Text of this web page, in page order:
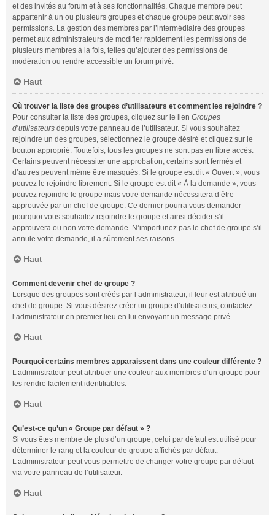
et des invités au forum et à ses fonctionnalités. Chaque membre peut
appartenir à un ou plusieurs groupes et chaque groupe peut avoir ses
permissions. La gestion des membres par l’intermédiaire des groupes
permet aux administrateurs de modifier rapidement les permissions de
plusieurs membres à la fois, telles qu’ajouter des permissions de
modération ou rendre accessible un forum privé.
Haut
Où trouver la liste des groupes d’utilisateurs et comment les rejoindre ?
Pour consulter la liste des groupes, cliquez sur le lien Groupes
d’utilisateurs depuis votre panneau de l’utilisateur. Si vous souhaitez
rejoindre un des groupes, sélectionnez le groupe désiré et cliquez sur le
bouton approprié. Toutefois, tous les groupes ne sont pas en libre accès.
Certains peuvent nécessiter une approbation, certains sont fermés et
d’autres peuvent même être masqués. Si le groupe est dit « Ouvert », vous
pouvez le rejoindre librement. Si le groupe est dit « À la demande », vous
pouvez rejoindre le groupe mais votre demande nécessitera d’être
approuvée par un chef de groupe. Ce dernier pourra vous demander
pourquoi vous souhaitez rejoindre le groupe et ainsi décider s’il
approuvera ou non votre demande. N’importunez pas le chef de groupe s’il
annule votre demande, il a sûrement ses raisons.
Haut
Comment devenir chef de groupe ?
Lorsque des groupes sont créés par l’administrateur, il leur est attribué un
chef de groupe. Si vous désirez créer un groupe d’utilisateurs, contactez
l’administrateur en premier lieu en lui envoyant un message privé.
Haut
Pourquoi certains membres apparaissent dans une couleur différente ?
L’administrateur peut attribuer une couleur aux membres d’un groupe pour
les rendre facilement identifiables.
Haut
Qu’est-ce qu’un « Groupe par défaut » ?
Si vous êtes membre de plus d’un groupe, celui par défaut est utilisé pour
déterminer le rang et la couleur de groupe affichés par défaut.
L’administrateur peut vous permettre de changer votre groupe par défaut
via votre panneau de l’utilisateur.
Haut